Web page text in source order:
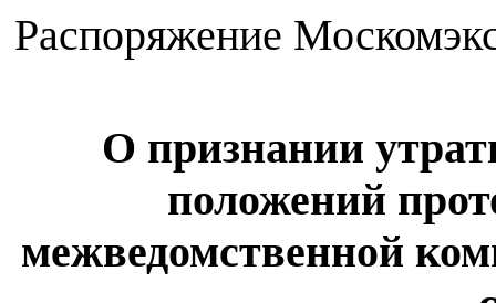
Распоряжение
О признании
положений
межведомственной